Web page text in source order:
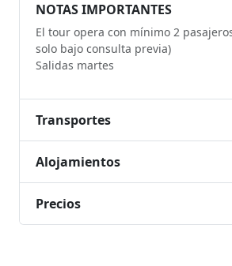
NOTAS IMPORTANTES
El tour opera con mínimo 2
solo bajo consulta previa)
Salidas martes
Transportes
Alojamientos
Precios